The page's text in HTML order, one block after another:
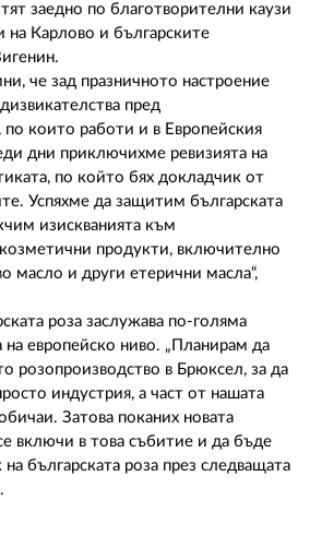
заедно по благотворителни каузи
на Карлово и българските
че зад празничното настроение
пред
по които работи и в Европейския
дни приключихме ревизията на
по който бях докладчик от
Успяхме да защитим българската
изискванията към
продукти, включително
масло и други етерични масла“,
роза заслужава по-голяма
европейско ниво. „Планирам да
розопроизводство в Брюксел, за да
индустрия, а част от нашата
Затова поканих новата
включи в това събитие и да бъде
българската роза през следващата